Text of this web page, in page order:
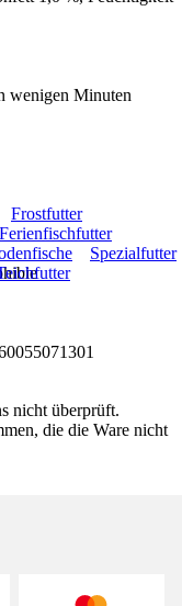
wenigen Minuten
Frostfutter
Ferienfischfutter
Spezialfutter
nicht überprüft.
die die Ware nicht